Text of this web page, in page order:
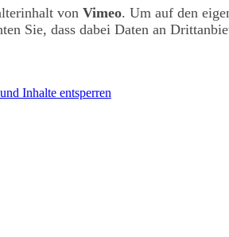
von Vimeo. Um auf den
Sie, dass dabei Daten an
Inhalte entsperren